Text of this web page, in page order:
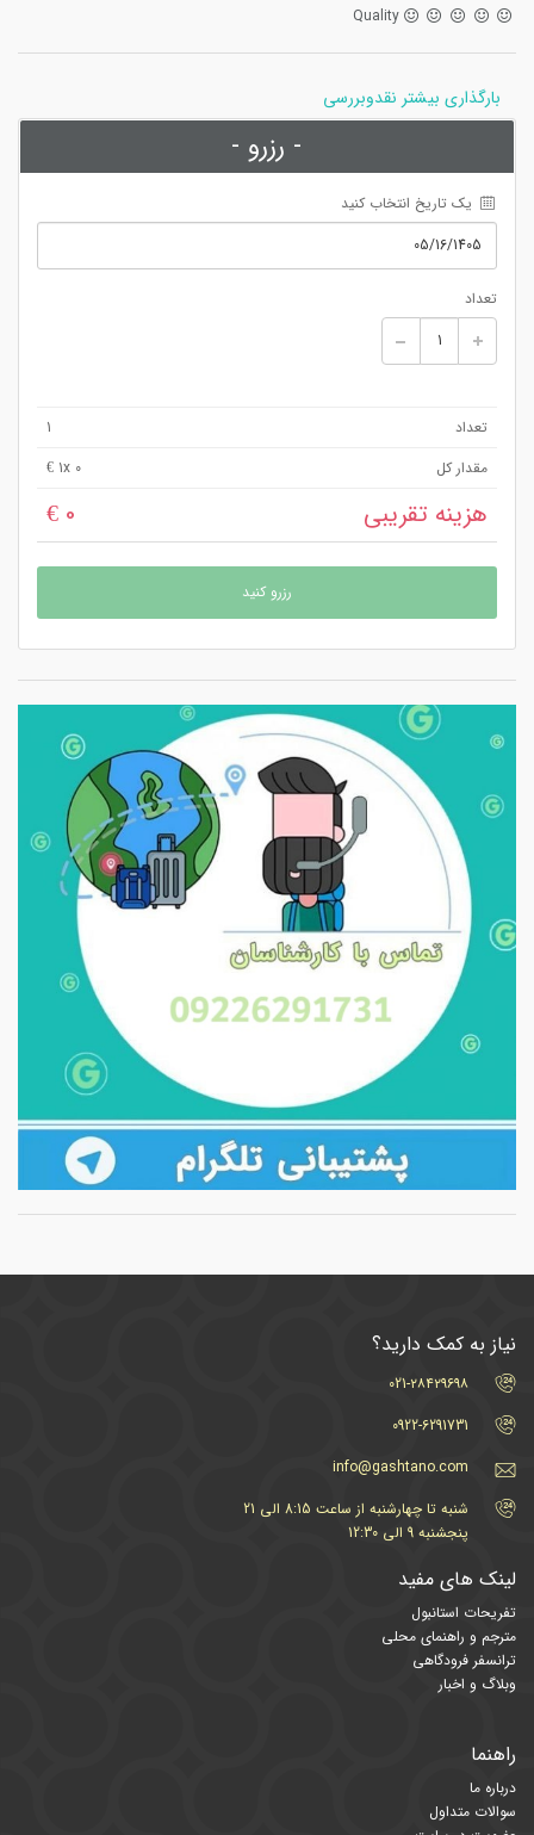
Quality
بارگذاری بیشتر نقدوبررسی
- رزرو -
یک تاریخ انتخاب کنید
تعداد
تعداد
1
مقدار کل
1x 0 €
هزینه تقریبی 0 €
رزرو کنید
نیاز به کمک دارید؟
021-۲۸۴۲۹۶۹۸
0922-6291731
info@gashtano.com
شنبه تا چهارشنبه از ساعت 8:15 الی 21
پنجشنبه 9 الی 12:30
لینک های مفید
تفریحات استانبول
مترجم و راهنمای محلی
ترانسفر فرودگاهی
وبلاگ و اخبار
راهنما
درباره ما
سوالات متداول